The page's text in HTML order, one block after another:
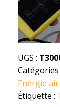
UGS :
Catégories
Energie
Étiquette :